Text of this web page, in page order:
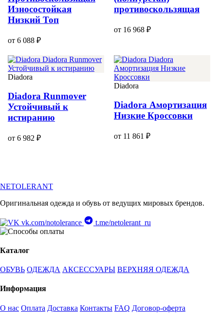
Износостойкая
Низкий Топ
от 6 088 ₽
противоскользящая
от 16 968 ₽
Diadora
Diadora Runmover
Устойчивый к
истиранию
от 6 982 ₽
Diadora
Diadora Амортизация
Низкие Кроссовки
от 11 861 ₽
NETOLERANT
Оригинальная одежда и обувь от ведущих мировых брендов.
vk.com/notolerance t.me/netolerant_ru
Каталог
ОБУВЬ ОДЕЖДА АКСЕССУАРЫ ВЕРХНЯЯ ОДЕЖДА
Информация
О нас Оплата Доставка Контакты FAQ Договор-оферта